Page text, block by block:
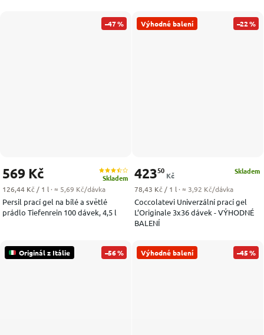
–47 %
Persil prací gel na bílé a světlé
prádlo Tiefenrein 100 dávek, 4,5 l
Skladem
569 Kč
Měrná cena:
126,44 Kč / 1 l · ≈ 5,69 Kč/dávka
Výhodné balení –22 %
Coccolatevi Univerzální prací gel
L’Originale 3x36 dávek - VÝHODNÉ
BALENÍ
Skladem
42350
Kč
Měrná cena:
78,43 Kč / 1 l · ≈ 3,92 Kč/dávka
Originál z Itálie –56 % Výhodné balení –45 %